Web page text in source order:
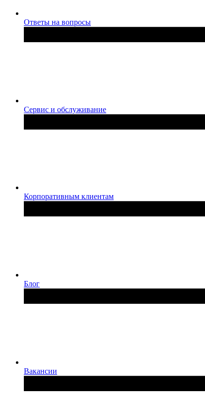
Ответы на вопросы
Сервис и обслуживание
Корпоративным клиентам
Блог
Вакансии